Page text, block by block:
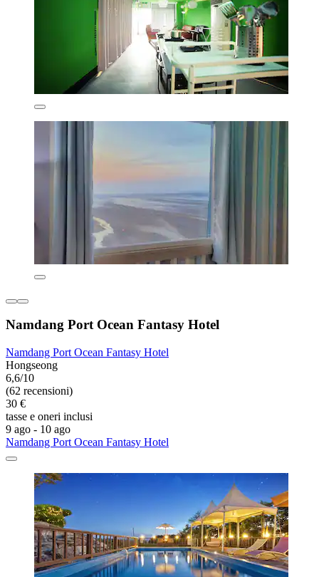
Namdang Port Ocean Fantasy Hotel
Namdang Port Ocean Fantasy Hotel
Hongseong
6,6/10
(62 recensioni)
30 €
tasse e oneri inclusi
9 ago - 10 ago
Namdang Port Ocean Fantasy Hotel